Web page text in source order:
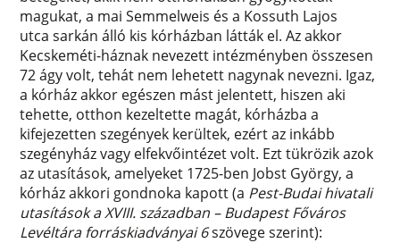
magukat, a mai Semmelweis és a Kossuth Lajos
utca sarkán álló kis kórházban látták el. Az akkor
Kecskeméti-háznak nevezett intézményben összesen
72 ágy volt, tehát nem lehetett nagynak nevezni. Igaz,
a kórház akkor egészen mást jelentett, hiszen aki
tehette, otthon kezeltette magát, kórházba a
kifejezetten szegények kerültek, ezért az inkább
szegényház vagy elfekvőintézet volt. Ezt tükrözik azok
az utasítások, amelyeket 1725-ben Jobst György, a
kórház akkori gondnoka kapott (a Pest-Budai hivatali
utasítások a XVIII. században – Budapest Főváros
Levéltára forráskiadványai 6szövege szerint):